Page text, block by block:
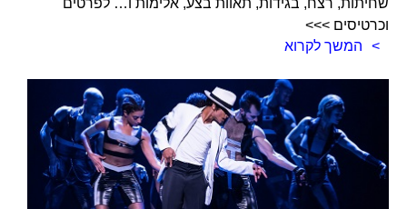
שחיתות, רצח, בגידות, תאוות בצע, אלימות ו… לפרטים
וכרטיסים >>>
המשך לקרוא